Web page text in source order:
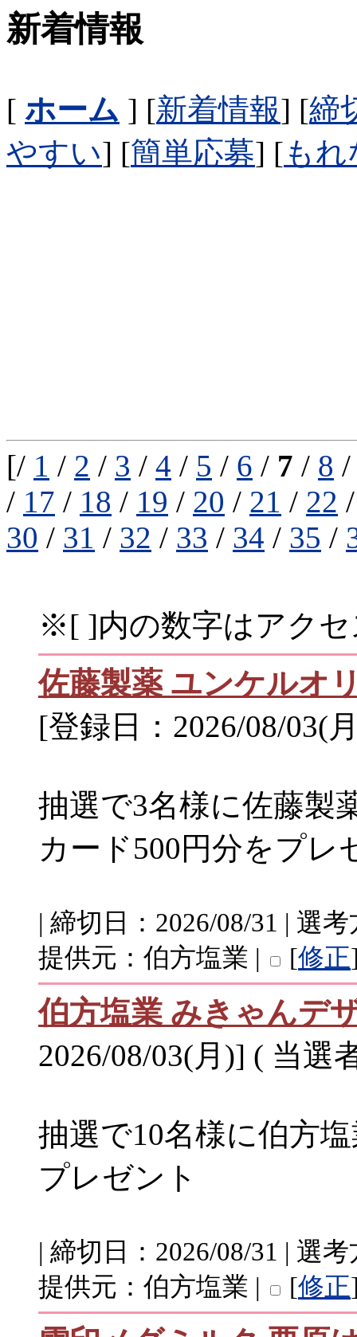
新着情報
[ ホーム ] [新着情報] [締
やすい] [簡単応募] [も
[/ 1 / 2 / 3 / 4 / 5 / 6 / 7 / 8
/ 17 / 18 / 19 / 20 / 21 / 22
30 / 31 / 32 / 33 / 34 / 35 /
※[ ]内の数字はアクセ
佐藤製薬 ユンケルオ
[登録日：2026/08/03(
抽選で3名様に佐藤製
カード500円分をプレ
| 締切日：2026/08/31 | 選
提供元：伯方塩業 |
[修正
伯方塩業 みきゃんデ
2026/08/03(月)] ( 当選
抽選で10名様に伯方
プレゼント
| 締切日：2026/08/31 | 選
提供元：伯方塩業 |
[修正